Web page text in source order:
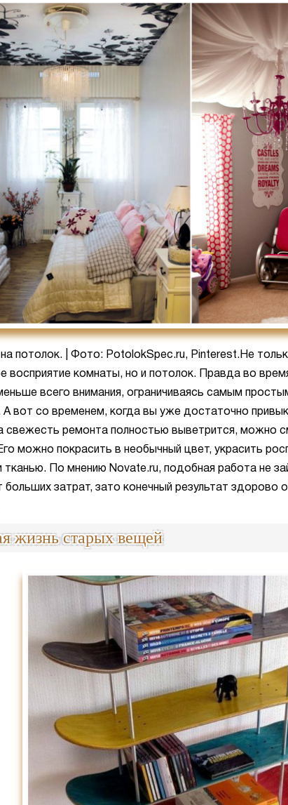
на потолок. | Фото: PotolokSpec.ru, Pinterest.Не
восприятие комнаты, но и потолок. Правда во
всего внимания, ограничиваясь самым
А вот со временем, когда вы уже достаточно
свежесть ремонта полностью выветрится, можно
можно покрасить в необычный цвет, украсить
тканью. По мнению Novate.ru, подобная работа не
больших затрат, зато конечный результат здорово
жизнь старых вещей